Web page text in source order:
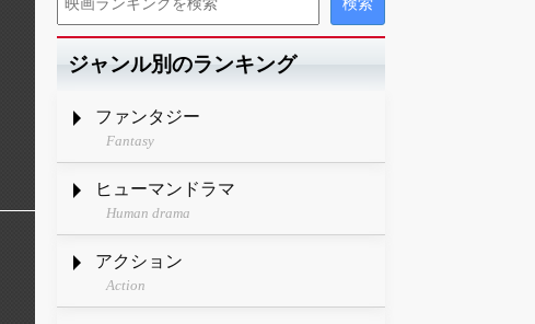
ジャンル別のランキング
ファンタジー
Fantasy
ヒューマンドラマ
Human drama
アクション
Action